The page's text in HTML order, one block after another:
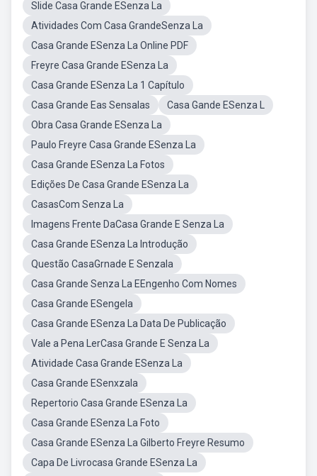
Slide Casa Grande ESenza La
Atividades Com Casa GrandeSenza La
Casa Grande ESenza La Online PDF
Freyre Casa Grande ESenza La
Casa Grande ESenza La 1 Capítulo
Casa Grande Eas Sensalas
Casa Gande ESenza L
Obra Casa Grande ESenza La
Paulo Freyre Casa Grande ESenza La
Casa Grande ESenza La Fotos
Edições De Casa Grande ESenza La
CasasCom Senza La
Imagens Frente DaCasa Grande E Senza La
Casa Grande ESenza La Introdução
Questão CasaGrnade E Senzala
Casa Grande Senza La EEngenho Com Nomes
Casa Grande ESengela
Casa Grande ESenza La Data De Publicação
Vale a Pena LerCasa Grande E Senza La
Atividade Casa Grande ESenza La
Casa Grande ESenxzala
Repertorio Casa Grande ESenza La
Casa Grande ESenza La Foto
Casa Grande ESenza La Gilberto Freyre Resumo
Capa De Livrocasa Grande ESenza La